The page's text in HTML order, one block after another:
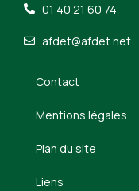
01 40 21 60 74
afdet@afdet.net
Contact
Mentions légales
Plan du site
Liens